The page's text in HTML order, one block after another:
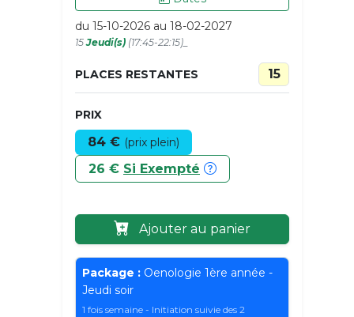
du 15-10-2026 au 18-02-2027
15Jeudi(s) (17:45-22:15)_
PLACES RESTANTES 15
PRIX
84 € (prix plein)
26 € Si Exempté
Ajouter au panier
Package : Oenologie 1ère année -
Jeudi soir
1 fois semaine - Initiation suivie des 2